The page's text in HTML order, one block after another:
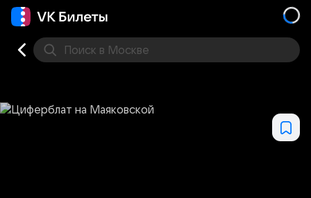
Поиск в Москве